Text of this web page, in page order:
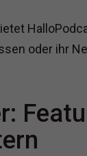
oder ihr